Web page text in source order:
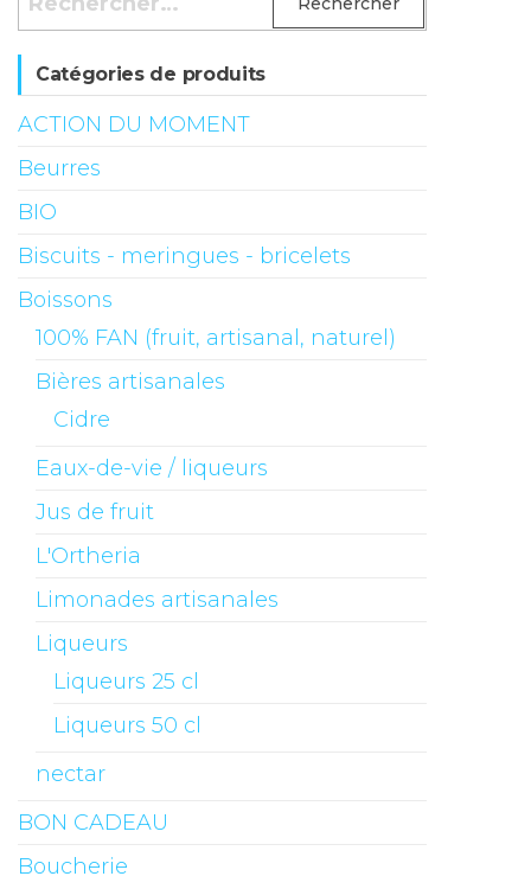
Catégories de produits
ACTION DU MOMENT
Beurres
BIO
Biscuits - meringues - bricelets
Boissons
100% FAN (fruit, artisanal, naturel)
Bières artisanales
Cidre
Eaux-de-vie / liqueurs
Jus de fruit
L'Ortheria
Limonades artisanales
Liqueurs
Liqueurs 25 cl
Liqueurs 50 cl
nectar
BON CADEAU
Boucherie